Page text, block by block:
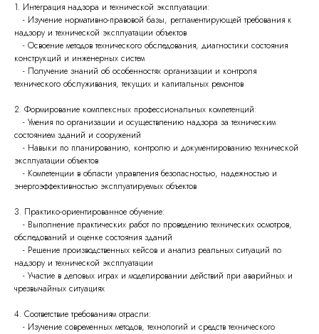
1. Интеграция надзора и технической эксплуатации:
- Изучение нормативно-правовой базы, регламентирующей требования к
надзору и технической эксплуатации объектов
- Освоение методов технического обследования, диагностики состояния
конструкций и инженерных систем
- Получение знаний об особенностях организации и контроля
технического обслуживания, текущих и капитальных ремонтов
2. Формирование комплексных профессиональных компетенций:
- Умения по организации и осуществлению надзора за техническим
состоянием зданий и сооружений
- Навыки по планированию, контролю и документированию технической
эксплуатации объектов
- Компетенции в области управления безопасностью, надежностью и
энергоэффективностью эксплуатируемых объектов
3. Практико-ориентированное обучение:
- Выполнение практических работ по проведению технических осмотров,
обследований и оценке состояния зданий
- Решение производственных кейсов и анализ реальных ситуаций по
надзору и технической эксплуатации
- Участие в деловых играх и моделировании действий при аварийных и
чрезвычайных ситуациях
4. Соответствие требованиям отрасли:
- Изучение современных методов, технологий и средств технического